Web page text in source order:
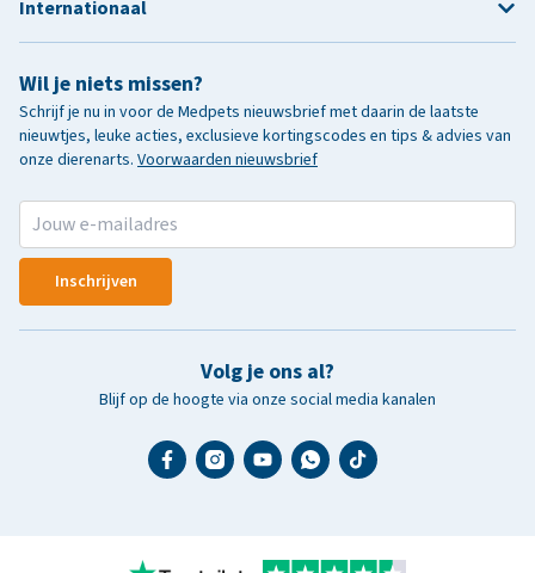
Wil je niets missen?
Schrijf je nu in voor de Medpets nieuwsbrief met daarin de laatste
nieuwtjes, leuke acties, exclusieve kortingscodes en tips & advies van
onze dierenarts. Voorwaarden nieuwsbrief
Inschrijven
Volg je ons al?
Blijf op de hoogte via onze social media kanalen
Internationaal